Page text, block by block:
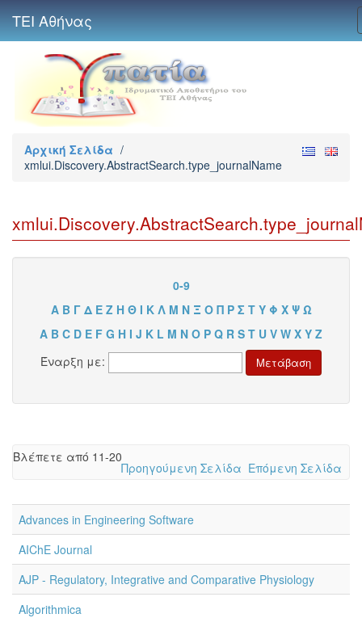
ΤΕΙ Αθήνας
Αρχική Σελίδα /
xmlui.Discovery.AbstractSearch.type_journalName
0-9
Α Β Γ Δ Ε Ζ Η Θ Ι Κ Λ Μ Ν Ξ Ο Π Ρ Σ Τ Υ Φ Χ Ψ Ω
A B C D E F G H I J K L M N O P Q R S T U V W X Y Z
Έναρξη με:
Βλέπετε από 11-20
Προηγούμενη Σελίδα Επόμενη Σελίδα
Advances in Engineering Software
AIChE Journal
AJP - Regulatory, Integrative and Comparative Physiology
Algorithmica